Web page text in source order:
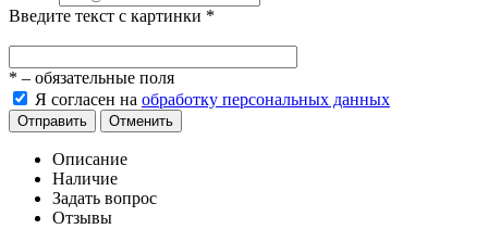
Введите текст с картинки *
* – обязательные поля
Я согласен на обработку персональных данных
Отправить Отменить
Описание
Наличие
Задать вопрос
Отзывы